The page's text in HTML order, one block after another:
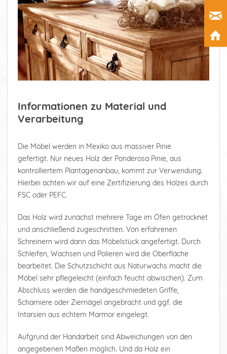
Informationen zu Material und
Verarbeitung
Die Möbel werden in Mexiko aus massiver Pinie
gefertigt. Nur neues Holz der Ponderosa Pinie, aus
kontrolliertem Plantagenanbau, kommt zur Verwendung.
Hierbei achten wir auf eine Zertifizierung des Holzes durch
FSC oder PEFC.
Das Holz wird zunächst mehrere Tage im Ofen getrocknet
und anschließend zugeschnitten. Von erfahrenen
Schreinern wird dann das Möbelstück angefertigt. Durch
Schleifen, Wachsen und Polieren wird die Oberfläche
bearbeitet. Die Schutzschicht aus Naturwachs macht die
Möbel sehr pflegeleicht (einfach feucht abwischen). Zum
Abschluss werden die handgeschmiedeten Griffe,
Scharniere oder Ziernägel angebracht und ggf. die
Intarsien aus echtem Marmor eingelegt.
Aufgrund der Handarbeit sind Abweichungen von den
angegebenen Maßen möglich. Und da Holz ein